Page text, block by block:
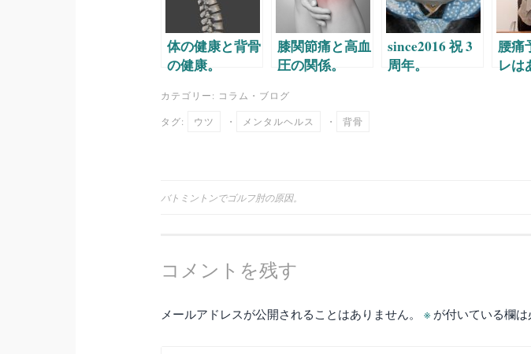
体の健康と背骨
の健康。
膝関節痛と高血
圧の関係。
since2016 祝 3
周年。
腰痛
レは
カテゴリー: コラム ・ ブログ
タグ: ウツ ・ メンタルヘルス ・ 背骨
投
ナ
ビ
バトミントンでゴルフ肘の原因。
コメントを残す
メールアドレスが公開されることはありません。 ※が付いている欄は